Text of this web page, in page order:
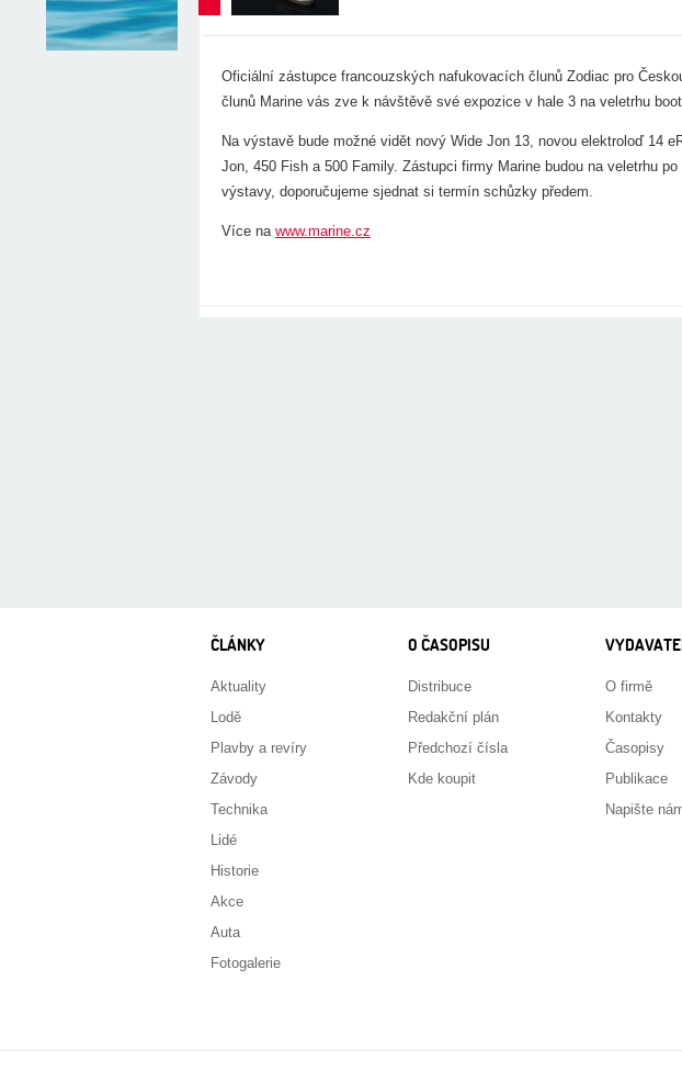
Oficiální zástupce francouzských nafukovacích člunů Zodiac pro
člunů Marine vás zve k návštěvě své expozice v hale 3 na veletrhu
Na výstavě bude možné vidět nový Wide Jon 13, novou elektroloď 14
Jon, 450 Fish a 500 Family. Zástupci firmy Marine budou na veletrhu
výstavy, doporučujeme sjednat si termín schůzky předem.
Více na www.marine.cz
ČLÁNKY
Aktuality
Lodě
Plavby a revíry
Závody
Technika
Lidé
Historie
Akce
Auta
Fotogalerie
O ČASOPISU
Distribuce
Redakční plán
Předchozí čísla
Kde koupit
O firmě
Kontakty
Časopisy
Publikace
Napište